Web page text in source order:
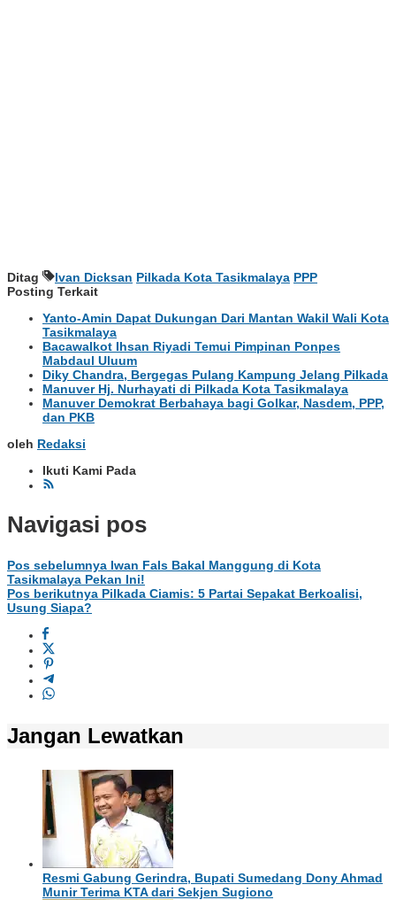
Ditag Ivan Dicksan Pilkada Kota Tasikmalaya PPP
Posting Terkait
Yanto-Amin Dapat Dukungan Dari Mantan Wakil Wali Kota
Tasikmalaya
Bacawalkot Ihsan Riyadi Temui Pimpinan Ponpes
Mabdaul Uluum
Diky Chandra, Bergegas Pulang Kampung Jelang Pilkada
Manuver Hj. Nurhayati di Pilkada Kota Tasikmalaya
Manuver Demokrat Berbahaya bagi Golkar, Nasdem, PPP,
dan PKB
oleh Redaksi
Ikuti Kami Pada
Navigasi pos
Pos sebelumnya Iwan Fals Bakal Manggung di Kota
Tasikmalaya Pekan Ini!
Pos berikutnya Pilkada Ciamis: 5 Partai Sepakat Berkoalisi,
Usung Siapa?
Jangan Lewatkan
​Resmi Gabung Gerindra, Bupati Sumedang Dony Ahmad
Munir Terima KTA dari Sekjen Sugiono